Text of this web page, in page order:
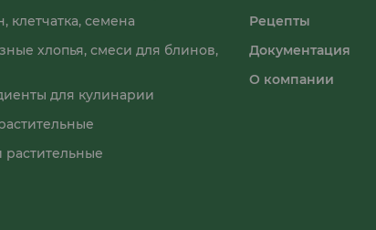
клетчатка, семена
хлопья, смеси для блинов,
для кулинарии
растительные
Рецепты
Документация
О компании